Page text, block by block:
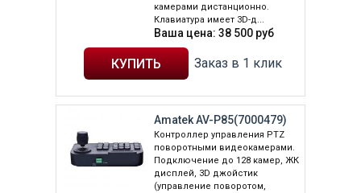
камерами дистанционно.
Клавиатура имеет 3D-д...
Ваша цена: 38 500 руб
Заказ в 1 клик
Amatek AV-P85(7000479)
Контроллер управления PTZ
поворотными видеокамерами.
Подключение до 128 камер, ЖК
дисплей, 3D джойстик
(управление поворотом,